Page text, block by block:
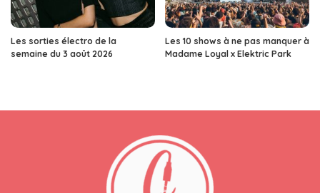
Les sorties électro de la
semaine du 3 août 2026
Les 10 shows à ne pas manquer à
Madame Loyal x Elektric Park